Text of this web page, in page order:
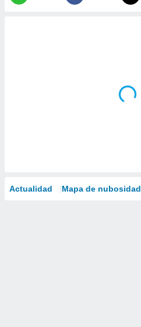
Actualidad Mapa de nubosidad